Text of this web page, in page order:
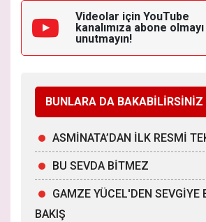
Videolar için YouTube
kanalımıza abone olmayı
unutmayın!
BUNLARA DA BAKABİLİRSİNİZ
ASMİNATA’DAN İLK RESMİ
BU SEVDA BİTMEZ
GAMZE YÜCEL'DEN SEVGİYE
BAKIŞ